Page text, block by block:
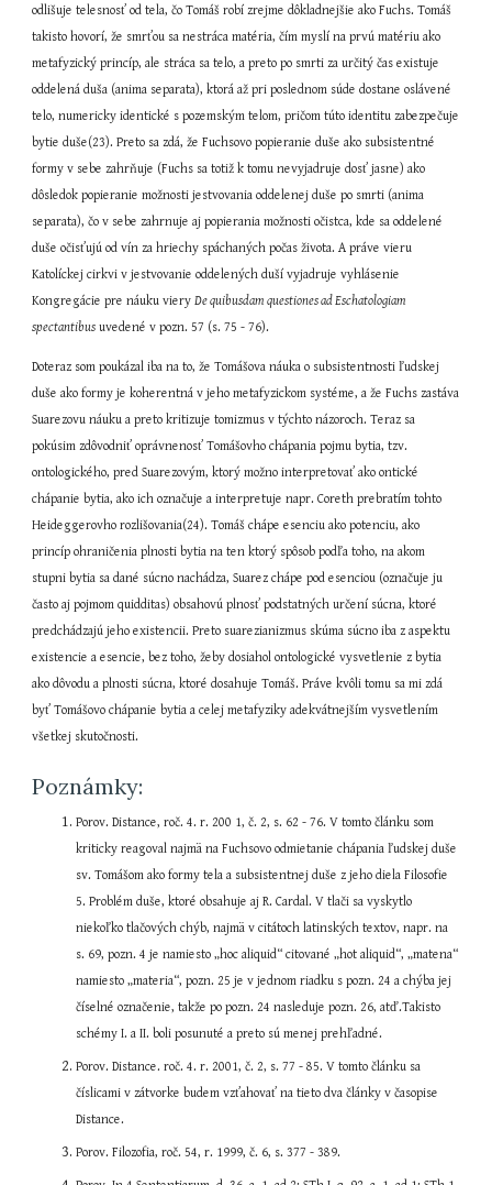
odlišuje telesnosť od tela, čo Tomáš robí zrejme dôkladnejšie ako Fuchs. Tomáš
takisto hovorí, že smrťou sa nestráca matéria, čím myslí na prvú matériu ako
metafyzický princíp, ale stráca sa telo, a preto po smrti za určitý čas existuje
oddelená duša (anima separata), ktorá až pri poslednom súde dostane oslávené
telo, numericky identické s pozemským telom, pričom túto identitu zabezpečuje
bytie duše(23). Preto sa zdá, že Fuchsovo popieranie duše ako subsistentné
formy v sebe zahrňuje (Fuchs sa totiž k tomu nevyjadruje dosť jasne) ako
dôsledok popieranie možnosti jestvovania oddelenej duše po smrti (anima
separata), čo v sebe zahrnuje aj popierania možnosti očistca, kde sa oddelené
duše očisťujú od vín za hriechy spáchaných počas života. A práve vieru
Katolíckej cirkvi v jestvovanie oddelených duší vyjadruje vyhlásenie
Kongregácie pre náuku viery De quibusdam questiones ad Eschatologiam
spectantibus uvedené v pozn. 57 (s. 75 - 76).
Doteraz som poukázal iba na to, že Tomášova náuka o subsistentnosti ľudskej
duše ako formy je koherentná v jeho metafyzickom systéme, a že Fuchs zastáva
Suarezovu náuku a preto kritizuje tomizmus v týchto názoroch. Teraz sa
pokúsim zdôvodniť oprávnenosť Tomášovho chápania pojmu bytia, tzv.
ontologického, pred Suarezovým, ktorý možno interpretovať ako ontické
chápanie bytia, ako ich označuje a interpretuje napr. Coreth prebratím tohto
Heideggerovho rozlišovania(24). Tomáš chápe esenciu ako potenciu, ako
princíp ohraničenia plnosti bytia na ten ktorý spôsob podľa toho, na akom
stupni bytia sa dané súcno nachádza, Suarez chápe pod esenciou (označuje ju
často aj pojmom quidditas) obsahovú plnosť podstatných určení súcna, ktoré
predchádzajú jeho existencii. Preto suarezianizmus skúma súcno iba z aspektu
existencie a esencie, bez toho, žeby dosiahol ontologické vysvetlenie z bytia
ako dôvodu a plnosti súcna, ktoré dosahuje Tomáš. Práve kvôli tomu sa mi zdá
byť Tomášovo chápanie bytia a celej metafyziky adekvátnejším vysvetlením
všetkej skutočnosti.
Poznámky:
Porov. Distance, roč. 4. r. 200 1, č. 2, s. 62 - 76. V tomto článku som
kriticky reagoval najmä na Fuchsovo odmietanie chápania ľudskej duše
sv. Tomášom ako formy tela a subsistentnej duše z jeho diela Filosofie
5. Problém duše, ktoré obsahuje aj R. Cardal. V tlači sa vyskytlo
niekoľko tlačových chýb, najmä v citátoch latinských textov, napr. na
s. 69, pozn. 4 je namiesto „hoc aliquid“ citované „hot aliquid“, „matena“
namiesto „materia“, pozn. 25 je v jednom riadku s pozn. 24 a chýba jej
číselné označenie, takže po pozn. 24 nasleduje pozn. 26, atď.Takisto
schémy I. a II. boli posunuté a preto sú menej prehľadné.
Porov. Distance. roč. 4. r. 2001, č. 2, s. 77 - 85. V tomto článku sa
číslicami v zátvorke budem vzťahovať na tieto dva články v časopise
Distance.
Porov. Filozofia, roč. 54, r. 1999, č. 6, s. 377 - 389.